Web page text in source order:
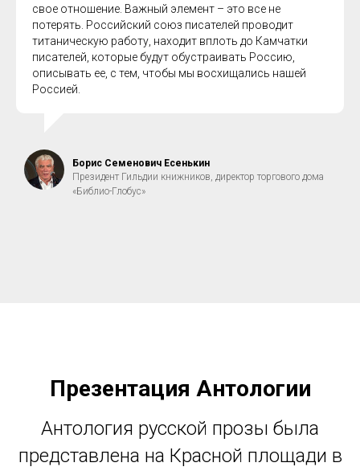
свое отношение. Важный элемент – это все не
потерять. Российский союз писателей проводит
титаническую работу, находит вплоть до Камчатки
писателей, которые будут обустраивать Россию,
описывать ее, с тем, чтобы мы восхищались нашей
Россией.
Борис Семенович Есенькин
Президент Гильдии книжников, директор торгового дома
«Библио-Глобус»
Презентация Антологии
Антология русской прозы была
представлена на Красной площади в